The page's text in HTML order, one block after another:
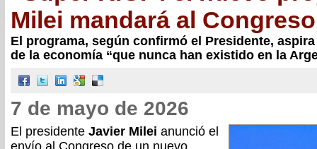
Milei mandará al Congreso
El programa, según confirmó el Presidente,
de la economía “que nunca han existido en la
7 de mayo de 2026
El presidente Javier Milei anunció el
envío al Congreso de un nuevo